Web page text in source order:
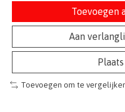
Toevoegen
Aan
Toevoegen om te